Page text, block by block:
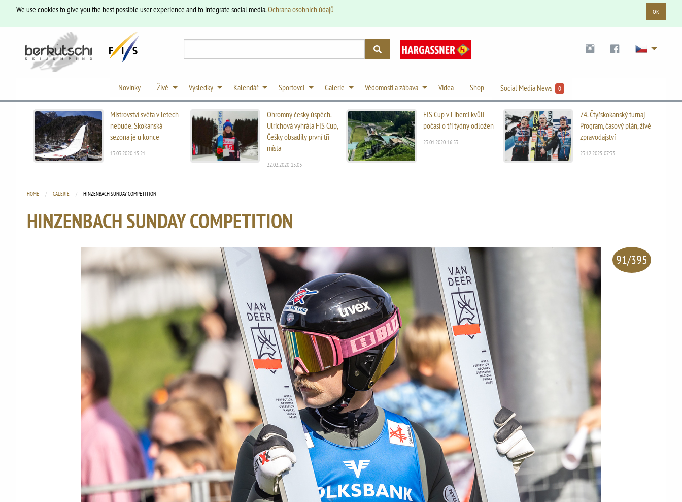
We use cookies to give you the best possible user experience and to integrate social media.Ochrana osobních údajů OK
Novinky Živě Výsledky Kalendář Sportovci Galerie Vědomosti a zábava Videa Shop Social Media News 0
Mistrovství světa v letech
nebude. Skokanská
sezona je u konce
13.03.2020 15:21
Ohromný český úspěch.
Ulrichová vyhrála FIS Cup,
Češky obsadily první tři
místa
22.02.2020 15:03
FIS Cup v Liberci kvůli
počasí o tři týdny odložen
23.01.2020 16:53
74. Čtyřskokanský turnaj -
Program, časový plán, živé
zpravodajství
23.12.2025 07:33
HOME GALERIE CURRENT:
HINZENBACH SUNDAY COMPETITION
HINZENBACH SUNDAY COMPETITION
91/395